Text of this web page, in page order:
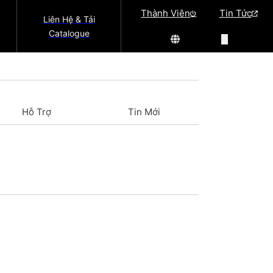
Liên Hệ & Tải
Catalogue
Thành Viên Tin Tức
Hỗ Trợ Tin Mới